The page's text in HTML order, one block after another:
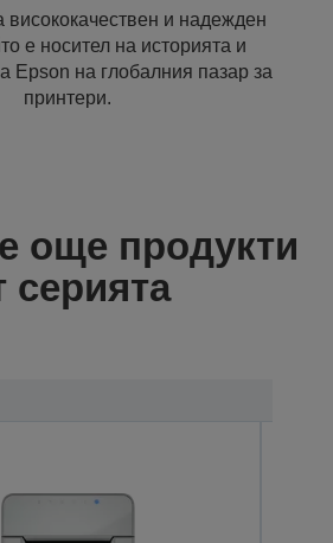
висококачествен и надежден
е носител на историята и
Epson на глобалния пазар за
принтери.
още продукти
серията